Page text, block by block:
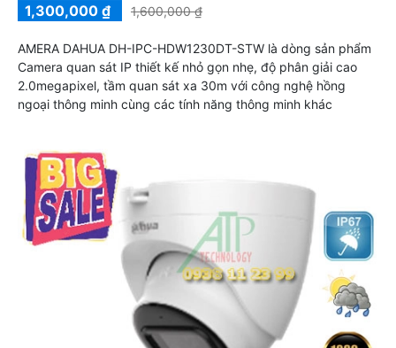
1,300,000 ₫
1,600,000 ₫
AMERA DAHUA DH-IPC-HDW1230DT-STW là dòng sản phẩm
Camera quan sát IP thiết kế nhỏ gọn nhẹ, độ phân giải cao
2.0megapixel, tầm quan sát xa 30m với công nghệ hồng
ngoại thông minh cùng các tính năng thông minh khác